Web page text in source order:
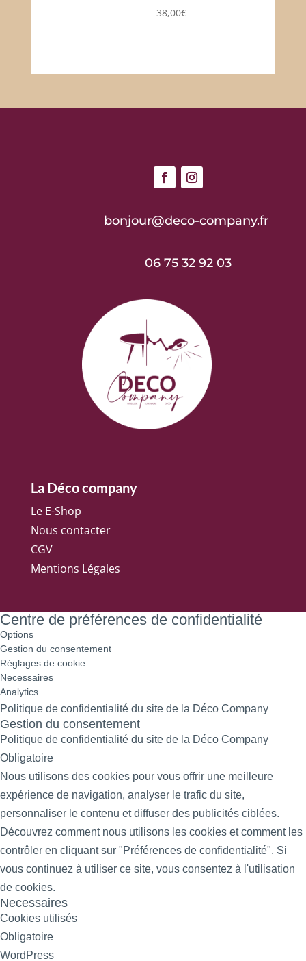
38,00€
bonjour@deco-company.fr
06 75 32 92 03
La Déco company
Le E-Shop
Nous contacter
CGV
Mentions Légales
Centre de préférences de confidentialité
Options
Gestion du consentement
Réglages de cookie
Necessaires
Analytics
Politique de confidentialité du site de la Déco Company
Gestion du consentement
Politique de confidentialité du site de la Déco Company
Obligatoire
Nous utilisons des cookies pour vous offrir une meilleure
expérience de navigation, analyser le trafic du site,
personnaliser le contenu et diffuser des publicités ciblées.
Découvrez comment nous utilisons les cookies et comment les
contrôler en cliquant sur "Préférences de confidentialité". Si
vous continuez à utiliser ce site, vous consentez à l'utilisation
de cookies.
Necessaires
Cookies utilisés
Obligatoire
WordPress